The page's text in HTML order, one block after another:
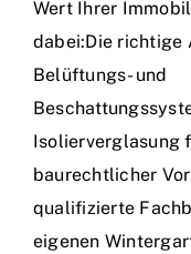
Wert Ihrer
dabei:Die richtige
Belüftungs- und
Isolierverglasung
baurechtlicher
qualifizierte
eigenen